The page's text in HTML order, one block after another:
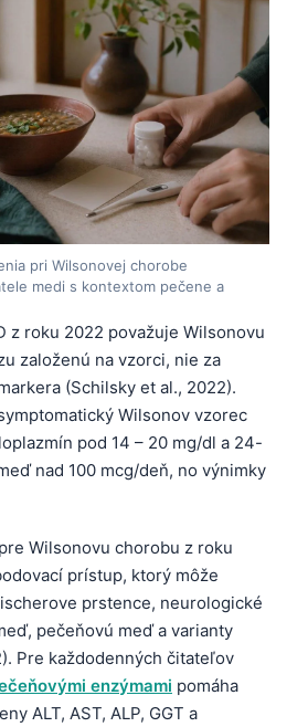
pri Wilsonovej chorobe
medi s kontextom pečene a
z roku 2022 považuje Wilsonovu
založenú na vzorci, nie za
(Schilsky et al., 2022).
Wilsonov vzorec
pod 14 – 20 mg/dl a 24-
nad 100 mcg/deň, no výnimky
Wilsonovu chorobu z roku
prístup, ktorý môže
prstence, neurologické
pečeňovú meď a varianty
Pre každodenných čitateľov
enzýmami pomáha
ALT, AST, ALP, GGT a